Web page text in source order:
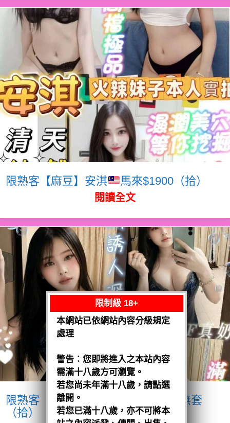
限熟客【麻豆】安淇 馬來$1900（拾）
閱讀全文
限熟客【麻豆】奶妹
馬來$1900 .無套
（拾）
限制級 18+
本網站已依網站內容分級規定
處理
警告︰您即將進入之本站內容
需滿十八歲方可瀏覽。
若您尚未年滿十八歲，請點選
離開。
若您已滿十八歲，亦不可將本